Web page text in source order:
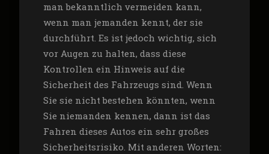
man bekanntlich vermeiden kann,
wenn man jemanden kennt, der sie
durchführt. Es ist jedoch wichtig, sich
vor Augen zu halten, dass diese
Kontrollen ein Hinweis auf die
Sicherheit des Fahrzeugs sind. Wenn
Sie sie nicht bestehen könnten, wenn
Sie niemanden kennen, dann ist das
Fahren dieses Autos ein sehr großes
Sicherheitsrisiko. Mit anderen Worten: